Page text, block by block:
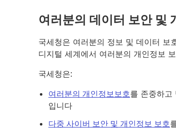
여러분의 데이터 보안 및
국세청은 여러분의 정보 및 데이터 보
디지털 세계에서 여러분의 개인정보
국세청은:
여러분의 개인정보보호를 존중하고
입니다
다중 사이버 보안 및 개인정보 보호